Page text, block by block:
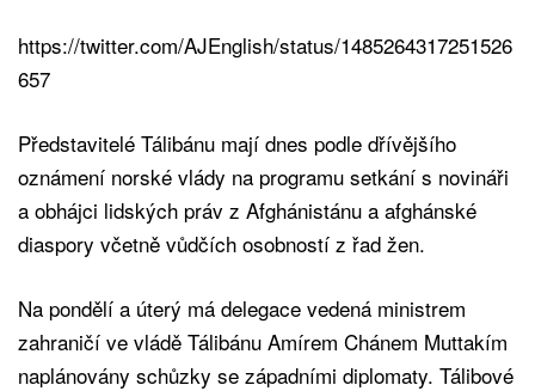
https://twitter.com/AJEnglish/status/1485264317251526
657
Představitelé Tálibánu mají dnes podle dřívějšího
oznámení norské vlády na programu setkání s novináři
a obhájci lidských práv z Afghánistánu a afghánské
diaspory včetně vůdčích osobností z řad žen.
Na pondělí a úterý má delegace vedená ministrem
zahraničí ve vládě Tálibánu Amírem Chánem Muttakím
naplánovány schůzky se západními diplomaty. Tálibové